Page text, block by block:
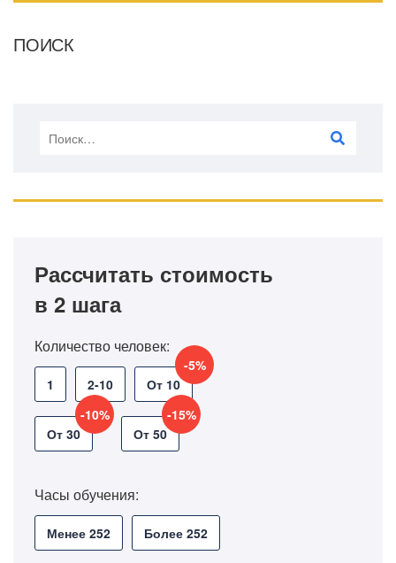
ПОИСК
Рассчитать стоимость
в 2 шага
Количество человек:
1 2-10 От 10
-5%
От 30
-10%
От 50
-15%
Часы обучения:
Менее 252 Более 252